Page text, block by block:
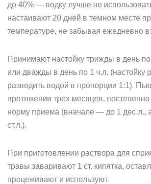
до 40% — водку лучше не
настаивают 20 дней в темном месте
температуре, не забывая ежедневно
Принимают настойку трижды в день
или дважды в день по 1 ч.л. (настойку
разводить водой в пропорции 1:1).
протяжении трех месяцев,
норму приема (вначале — до 1 дес.л.,
ст.л.).
При приготовлении раствора для
травы заваривают 1 ст. кипятка,
процеживают и используют.